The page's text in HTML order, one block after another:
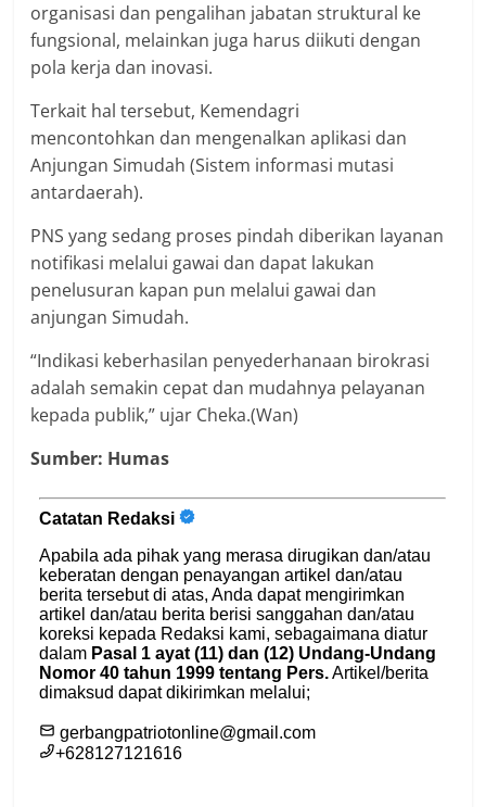
organisasi dan pengalihan jabatan struktural ke
fungsional, melainkan juga harus diikuti dengan
pola kerja dan inovasi.
Terkait hal tersebut, Kemendagri
mencontohkan dan mengenalkan aplikasi dan
Anjungan Simudah (Sistem informasi mutasi
antardaerah).
PNS yang sedang proses pindah diberikan layanan
notifikasi melalui gawai dan dapat lakukan
penelusuran kapan pun melalui gawai dan
anjungan Simudah.
“Indikasi keberhasilan penyederhanaan birokrasi
adalah semakin cepat dan mudahnya pelayanan
kepada publik,” ujar Cheka.(Wan)
Sumber: Humas